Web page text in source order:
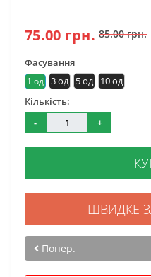
75.00 грн. 85.00 грн.
Фасування
1 од 3 од 5 од
10 од
Кількість:
-
+
ШВИДКЕ
Попер.